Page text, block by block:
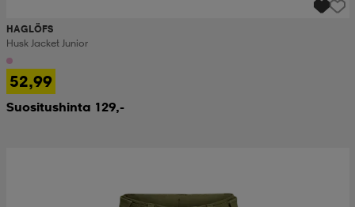
HAGLÖFS
Husk Jacket Junior
52,99
Suositushinta 129,-